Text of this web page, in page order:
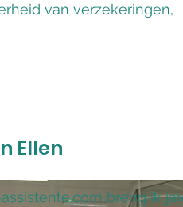
van verzekeringen,
Ellen
breng ik